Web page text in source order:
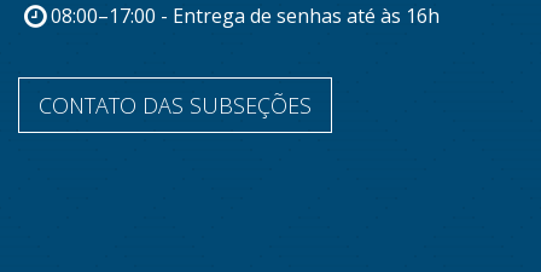
08:00–17:00 - Entrega de senhas até às 16h
CONTATO DAS SUBSEÇÕES